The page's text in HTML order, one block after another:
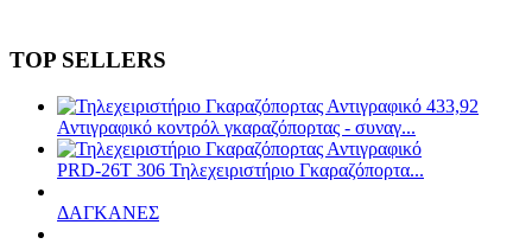
TOP SELLERS
Αντιγραφικό κοντρόλ γκαραζόπορτας - συναγ...
PRD-26T 306 Τηλεχειριστήριο Γκαραζόπορτα...
ΔΑΓΚΑΝΕΣ